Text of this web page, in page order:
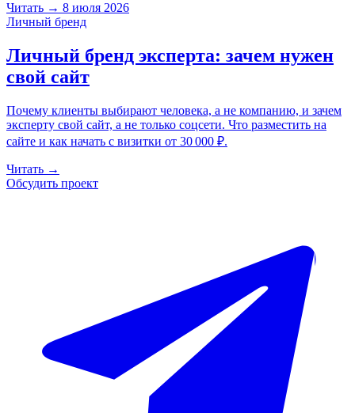
Читать → 8 июля 2026
Личный бренд
Личный бренд эксперта: зачем нужен
свой сайт
Почему клиенты выбирают человека, а не компанию, и зачем
эксперту свой сайт, а не только соцсети. Что разместить на
сайте и как начать с визитки от 30 000 ₽.
Читать →
Обсудить проект